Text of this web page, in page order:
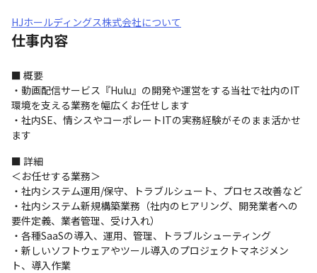
HJホールディングス株式会社について
仕事内容
■ 概要
・動画配信サービス『Hulu』の開発や運営をする当社で社内のIT
環境を支える業務を幅広くお任せします
・社内SE、情シスやコーポレートITの実務経験がそのまま活かせ
ます
■ 詳細
＜お任せする業務＞
・社内システム運用/保守、トラブルシュート、プロセス改善など
・社内システム新規構築業務（社内のヒアリング、開発業者への
要件定義、業者管理、受け入れ）
・各種SaaSの導入、運用、管理、トラブルシューティング
・新しいソフトウェアやツール導入のプロジェクトマネジメン
ト、導入作業